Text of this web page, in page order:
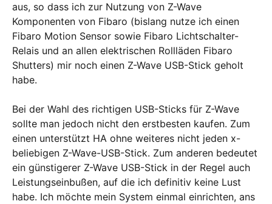
aus, so dass ich zur Nutzung von Z-Wave
Komponenten von Fibaro (bislang nutze ich einen
Fibaro Motion Sensor sowie Fibaro Lichtschalter-
Relais und an allen elektrischen Rollläden Fibaro
Shutters) mir noch einen Z-Wave USB-Stick geholt
habe.
Bei der Wahl des richtigen USB-Sticks für Z-Wave
sollte man jedoch nicht den erstbesten kaufen. Zum
einen unterstützt HA ohne weiteres nicht jeden x-
beliebigen Z-Wave-USB-Stick. Zum anderen bedeutet
ein günstigerer Z-Wave USB-Stick in der Regel auch
Leistungseinbußen, auf die ich definitiv keine Lust
habe. Ich möchte mein System einmal einrichten, ans